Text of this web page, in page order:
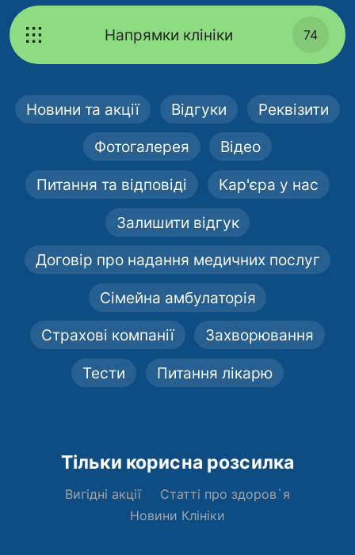
Напрямки клініки 74
Новини та акції Відгуки Реквізити
Фотогалерея Відео
Питання та відповіді Кар'єра у нас
Залишити відгук
Договір про надання медичних послуг
Сімейна амбулаторія
Страхові компанії Захворювання
Тести Питання лікарю
Тільки корисна розсилка
Вигідні акції
Статті про здоров`я
Новини Клініки